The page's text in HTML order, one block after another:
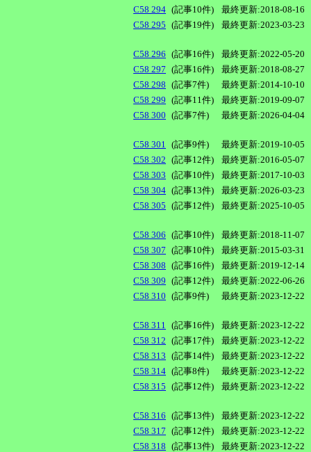
C58 294 (記事10件)
最終更新:2018-08-16
C58 295 (記事19件) 最終更新:2023-03-23
C58 296 (記事16件)
最終更新:2022-05-20
C58 297 (記事16件)
最終更新:2018-08-27
C58 298 (記事7件)
最終更新:2014-10-10
C58 299 (記事11件)
最終更新:2019-09-07
C58 300 (記事7件) 最終更新:2026-04-04
C58 301 (記事9件)
最終更新:2019-10-05
C58 302 (記事12件)
最終更新:2016-05-07
C58 303 (記事10件)
最終更新:2017-10-03
C58 304 (記事13件)
最終更新:2026-03-23
C58 305 (記事12件) 最終更新:2025-10-05
C58 306 (記事10件)
最終更新:2018-11-07
C58 307 (記事10件)
最終更新:2015-03-31
C58 308 (記事16件)
最終更新:2019-12-14
C58 309 (記事12件)
最終更新:2022-06-26
C58 310 (記事9件) 最終更新:2023-12-22
C58 311 (記事16件)
最終更新:2023-12-22
C58 312 (記事17件)
最終更新:2023-12-22
C58 313 (記事14件)
最終更新:2023-12-22
C58 314 (記事8件)
最終更新:2023-12-22
C58 315 (記事12件) 最終更新:2023-12-22
C58 316 (記事13件)
最終更新:2023-12-22
C58 317 (記事12件)
最終更新:2023-12-22
C58 318 (記事13件)
最終更新:2023-12-22